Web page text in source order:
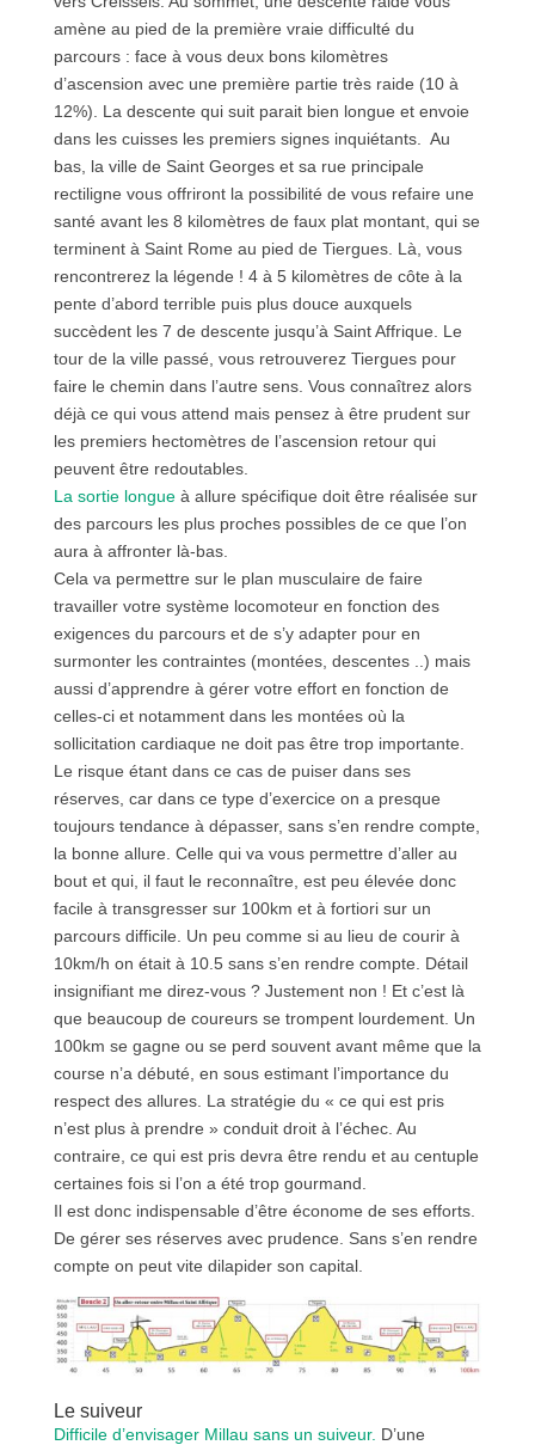
amène au pied de la première vraie difficulté du
parcours : face à vous deux bons kilomètres
d’ascension avec une première partie très raide (10 à
12%). La descente qui suit parait bien longue et envoie
dans les cuisses les premiers signes inquiétants. Au
bas, la ville de Saint Georges et sa rue principale
rectiligne vous offriront la possibilité de vous refaire une
santé avant les 8 kilomètres de faux plat montant, qui se
terminent à Saint Rome au pied de Tiergues. Là, vous
rencontrerez la légende ! 4 à 5 kilomètres de côte à la
pente d’abord terrible puis plus douce auxquels
succèdent les 7 de descente jusqu’à Saint Affrique. Le
tour de la ville passé, vous retrouverez Tiergues pour
faire le chemin dans l’autre sens. Vous connaîtrez alors
déjà ce qui vous attend mais pensez à être prudent sur
les premiers hectomètres de l’ascension retour qui
peuvent être redoutables.
La sortie longueà allure spécifique doit être réalisée sur
des parcours les plus proches possibles de ce que l’on
aura à affronter là-bas.
Cela va permettre sur le plan musculaire de faire
travailler votre système locomoteur en fonction des
exigences du parcours et de s’y adapter pour en
surmonter les contraintes (montées, descentes ..) mais
aussi d’apprendre à gérer votre effort en fonction de
celles-ci et notamment dans les montées où la
sollicitation cardiaque ne doit pas être trop importante.
Le risque étant dans ce cas de puiser dans ses
réserves, car dans ce type d’exercice on a presque
toujours tendance à dépasser, sans s’en rendre compte,
la bonne allure. Celle qui va vous permettre d’aller au
bout et qui, il faut le reconnaître, est peu élevée donc
facile à transgresser sur 100km et à fortiori sur un
parcours difficile. Un peu comme si au lieu de courir à
10km/h on était à 10.5 sans s’en rendre compte. Détail
insignifiant me direz-vous ? Justement non ! Et c’est là
que beaucoup de coureurs se trompent lourdement. Un
100km se gagne ou se perd souvent avant même que la
course n’a débuté, en sous estimant l’importance du
respect des allures. La stratégie du « ce qui est pris
n’est plus à prendre » conduit droit à l’échec. Au
contraire, ce qui est pris devra être rendu et au centuple
certaines fois si l’on a été trop gourmand.
Il est donc indispensable d’être économe de ses efforts.
De gérer ses réserves avec prudence. Sans s’en rendre
compte on peut vite dilapider son capital.
Le suiveur
Difficile d’envisager Millau sans un suiveur. D’une